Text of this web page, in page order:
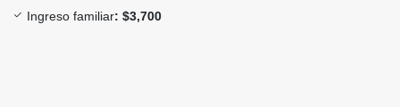
Ingreso familiar: $3,700